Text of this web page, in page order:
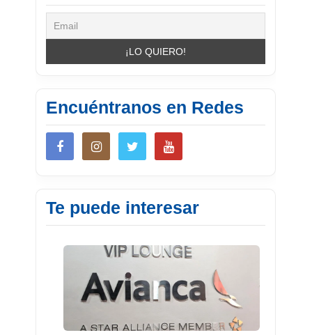
Encuéntranos en Redes
Te puede interesar